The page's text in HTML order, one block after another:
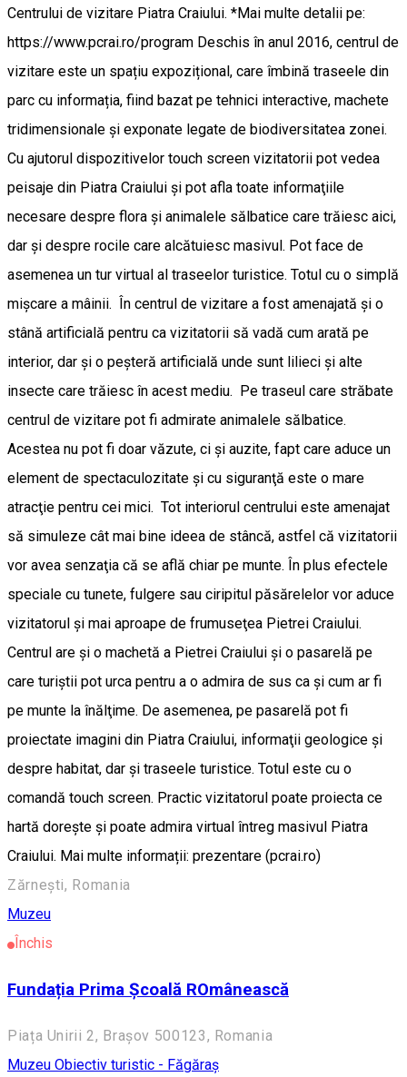
Centrului de vizitare Piatra Craiului. *Mai multe detalii pe:
https://www.pcrai.ro/program Deschis în anul 2016, centrul de
vizitare este un spațiu expozițional, care îmbină traseele din
parc cu informația, fiind bazat pe tehnici interactive, machete
tridimensionale și exponate legate de biodiversitatea zonei.
Cu ajutorul dispozitivelor touch screen vizitatorii pot vedea
peisaje din Piatra Craiului şi pot afla toate informaţiile
necesare despre flora şi animalele sălbatice care trăiesc aici,
dar şi despre rocile care alcătuiesc masivul. Pot face de
asemenea un tur virtual al traseelor turistice. Totul cu o simplă
mişcare a mâinii. În centrul de vizitare a fost amenajată şi o
stână artificială pentru ca vizitatorii să vadă cum arată pe
interior, dar şi o peşteră artificială unde sunt lilieci şi alte
insecte care trăiesc în acest mediu. Pe traseul care străbate
centrul de vizitare pot fi admirate animalele sălbatice.
Acestea nu pot fi doar văzute, ci şi auzite, fapt care aduce un
element de spectaculozitate şi cu siguranţă este o mare
atracţie pentru cei mici. Tot interiorul centrului este amenajat
să simuleze cât mai bine ideea de stâncă, astfel că vizitatorii
vor avea senzaţia că se află chiar pe munte. În plus efectele
speciale cu tunete, fulgere sau ciripitul păsărelelor vor aduce
vizitatorul şi mai aproape de frumuseţea Pietrei Craiului.
Centrul are şi o machetă a Pietrei Craiului şi o pasarelă pe
care turiştii pot urca pentru a o admira de sus ca şi cum ar fi
pe munte la înălţime. De asemenea, pe pasarelă pot fi
proiectate imagini din Piatra Craiului, informaţii geologice şi
despre habitat, dar şi traseele turistice. Totul este cu o
comandă touch screen. Practic vizitatorul poate proiecta ce
hartă doreşte şi poate admira virtual întreg masivul Piatra
Craiului. Mai multe informații: prezentare (pcrai.ro)
Zărnești, Romania
Muzeu
Închis
Fundația Prima Școală ROmânească
Piața Unirii 2, Brașov 500123, Romania
Muzeu Obiectiv turistic - Făgăraș